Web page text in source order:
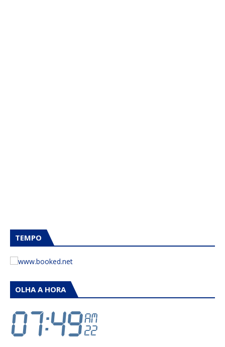
TEMPO
OLHA A HORA